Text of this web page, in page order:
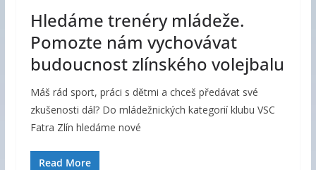
Hledáme trenéry mládeže.
Pomozte nám vychovávat
budoucnost zlínského volejbalu
Máš rád sport, práci s dětmi a chceš předávat své
zkušenosti dál? Do mládežnických kategorií klubu VSC
Fatra Zlín hledáme nové
Read More